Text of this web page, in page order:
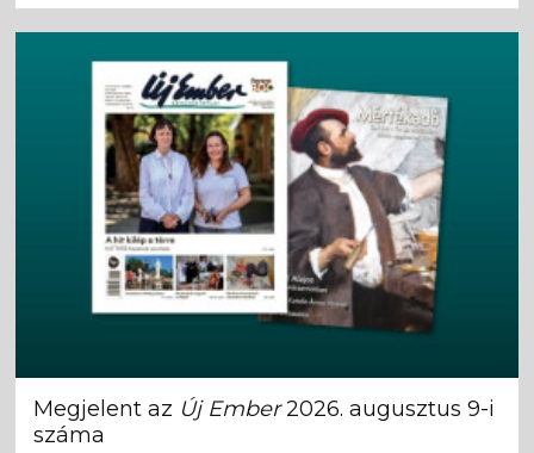
Megjelent az Új Ember2026. augusztus 9-i
száma